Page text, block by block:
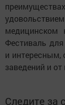
медицинском
Фестиваль
и интересным,
заведений и
Следите